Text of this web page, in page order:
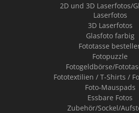
2D und 3D Laserfotos/
Laserfotos
3D Laserfotos
Glasfoto farbig
Fototasse
Fotopuzzle
Fotogeldbörse/
Fototextilien / T-Shirts /
Foto-Mauspads
Essbare Fotos
Zubehör/Sockel/